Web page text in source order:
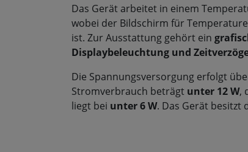
Das Gerät arbeitet in einem
wobei der Bildschirm für
ist. Zur Ausstattung gehört ein
Displaybeleuchtung und
Die Spannungsversorgung erfolgt
Stromverbrauch beträgt unter 12 W,
liegt bei unter 6 W. Das Gerät besitzt